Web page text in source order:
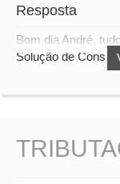
Resposta
Bom dia André,
Solução de